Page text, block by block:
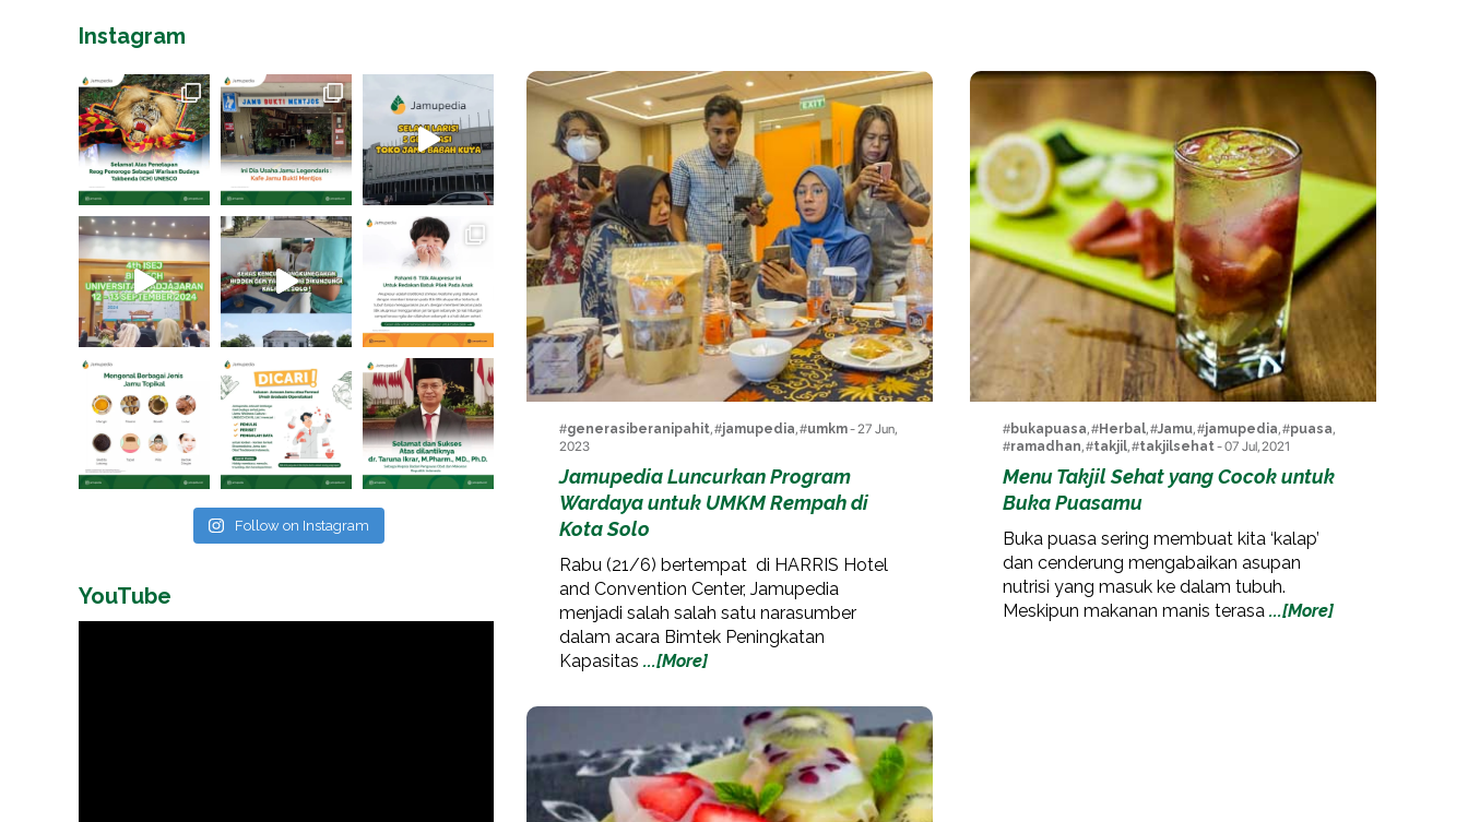
#generasiberanipahit, #jamupedia, #umkm- 27 Jun,
2023
Jamupedia Luncurkan Program
Wardaya untuk UMKM Rempah di
Kota Solo
Rabu (21/6) bertempat di HARRIS Hotel
and Convention Center, Jamupedia
menjadi salah salah satu narasumber
dalam acara Bimtek Peningkatan
Kapasitas ...[More]
#bukapuasa, #Herbal, #Jamu, #jamupedia, #puasa,
#ramadhan, #takjil, #takjilsehat- 07 Jul, 2021
Menu Takjil Sehat yang Cocok untuk
Buka Puasamu
Buka puasa sering membuat kita ‘kalap’
dan cenderung mengabaikan asupan
nutrisi yang masuk ke dalam tubuh.
Meskipun makanan manis terasa...[More]
Instagram
Follow on Instagram
YouTube